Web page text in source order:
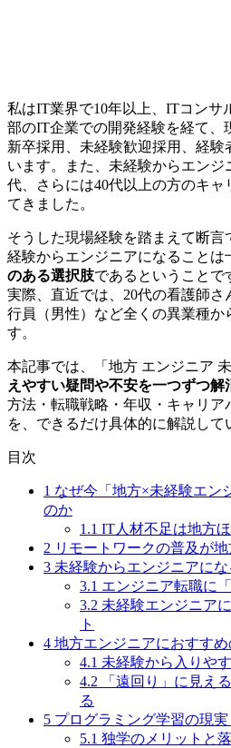
私はIT業界で10年以上、ITコンサ
部のIT企業での開発経験を経て、
新卒採用、未経験歓迎採用、経験
います。また、 未経験からエンジ
代、さらには40代以上の方のキャ
てきました。
そうした現場経験を踏まえて断
経験からエンジニアになることは
のある選択肢であるということで
実際、直近では、20代の看護師さ
行員（男性）など全くの異業種か
す。
本記事では、「地方 エンジニア
えやすい疑問や不安を一つずつ解
方法・転職戦略・年収・キャリ
を、できるだけ具体的に解説して
目次
1 なぜ今「地方×未経験エン
のか
1.1 IT人材不足は地方
2 リモートワークの普及が
3 未経験からエンジニアに
3.1 エンジニア転職に
3.2 未経験エンジニア
ト
4 地方エンジニアにおすす
4.1 未経験から入りや
4.2 「遠回り」に見え
る
5 プログラミング学習の現
5.1 独学のメリットと